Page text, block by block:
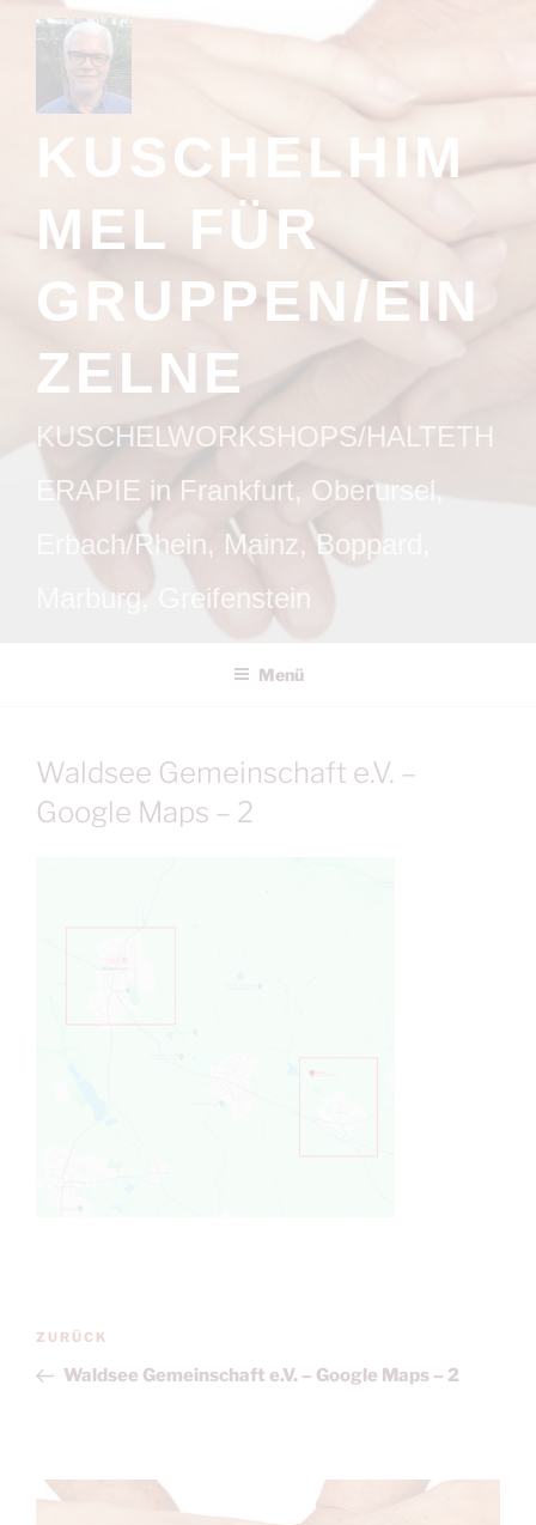
Inhalt
springen
KUSCHELHIM
MEL FÜR
GRUPPEN/EIN
ZELNE
KUSCHELWORKSHOPS/HALTETH
ERAPIE in Frankfurt, Oberursel,
Erbach/Rhein, Mainz, Boppard,
Marburg, Greifenstein
Menü
Waldsee Gemeinschaft e.V. –
Google Maps – 2
Beitragsnavigation
Vorheriger
Beitrag
ZURÜCK
Waldsee Gemeinschaft e.V. – Google Maps – 2